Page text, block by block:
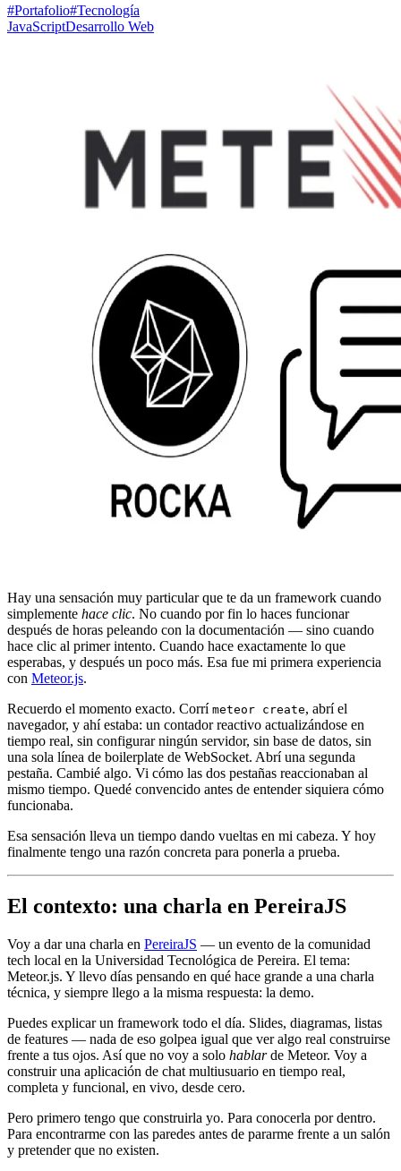
#Portafolio#Tecnología
JavaScriptDesarrollo Web
Hay una sensación muy particular que te da un framework cuando
simplemente hace clic. No cuando por fin lo haces funcionar
después de horas peleando con la documentación — sino cuando
hace clic al primer intento. Cuando hace exactamente lo que
esperabas, y después un poco más. Esa fue mi primera experiencia
con Meteor.js.
Recuerdo el momento exacto. Corrí meteor create, abrí el
navegador, y ahí estaba: un contador reactivo actualizándose en
tiempo real, sin configurar ningún servidor, sin base de datos, sin
una sola línea de boilerplate de WebSocket. Abrí una segunda
pestaña. Cambié algo. Vi cómo las dos pestañas reaccionaban al
mismo tiempo. Quedé convencido antes de entender siquiera cómo
funcionaba.
Esa sensación lleva un tiempo dando vueltas en mi cabeza. Y hoy
finalmente tengo una razón concreta para ponerla a prueba.
El contexto: una charla en PereiraJS
Voy a dar una charla en PereiraJS — un evento de la comunidad
tech local en la Universidad Tecnológica de Pereira. El tema:
Meteor.js. Y llevo días pensando en qué hace grande a una charla
técnica, y siempre llego a la misma respuesta: la demo.
Puedes explicar un framework todo el día. Slides, diagramas, listas
de features — nada de eso golpea igual que ver algo real construirse
frente a tus ojos. Así que no voy a solo hablarde Meteor. Voy a
construir una aplicación de chat multiusuario en tiempo real,
completa y funcional, en vivo, desde cero.
Pero primero tengo que construirla yo. Para conocerla por dentro.
Para encontrarme con las paredes antes de pararme frente a un salón
y pretender que no existen.